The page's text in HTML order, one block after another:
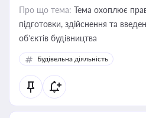
Про що тема: Тема охоплює
підготовки, здійснення та
об’єктів будівництва
Будівельна діяльність